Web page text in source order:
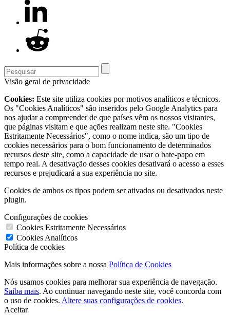
Visão geral de privacidade
Cookies: Este site utiliza cookies por motivos analíticos e técnicos.
Os "Cookies Analíticos" são inseridos pelo Google Analytics para
nos ajudar a compreender de que países vêm os nossos visitantes,
que páginas visitam e que ações realizam neste site. "Cookies
Estritamente Necessários", como o nome indica, são um tipo de
cookies necessários para o bom funcionamento de determinados
recursos deste site, como a capacidade de usar o bate-papo em
tempo real. A desativação desses cookies desativará o acesso a esses
recursos e prejudicará a sua experiência no site.
Cookies de ambos os tipos podem ser ativados ou desativados neste
plugin.
Configurações de cookies
Cookies Estritamente Necessários
Cookies Analíticos
Política de cookies
Mais informações sobre a nossa Política de Cookies
Nós usamos cookies para melhorar sua experiência de navegação.
Saiba mais. Ao continuar navegando neste site, você concorda com
o uso de cookies. Altere suas configurações de cookies.
Aceitar